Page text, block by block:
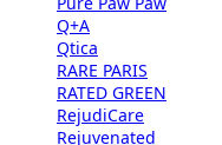
Q+A
Qtica
RARE PARIS
RATED GREEN
RejudiCare
Rejuvenated